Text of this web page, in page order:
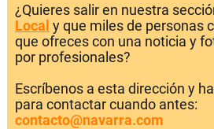
¿Quieres salir en nuestra
Local y que miles de personas
que ofreces con una noticia y
por profesionales?
Escríbenos a esta dirección y
para contactar cuando antes:
contacto@navarra.com